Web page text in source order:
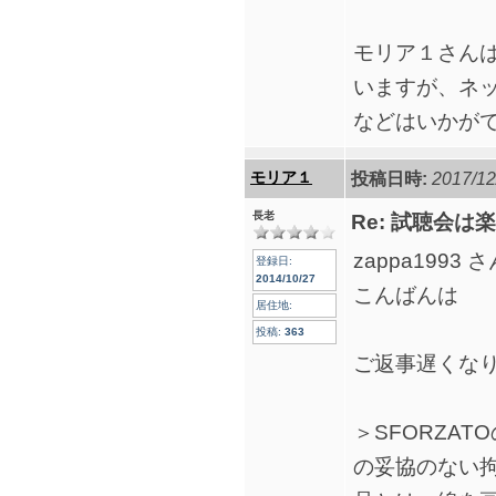
モリア１さん
いますが、ネ
などはいかが
モリア１ 投稿日時: 2017/
長老
登録日:
2014/10/27
居住地:
投稿: 363
Re: 試聴会は
zappa1993 さ
こんばんは
ご返事遅くな
＞
の妥協のない